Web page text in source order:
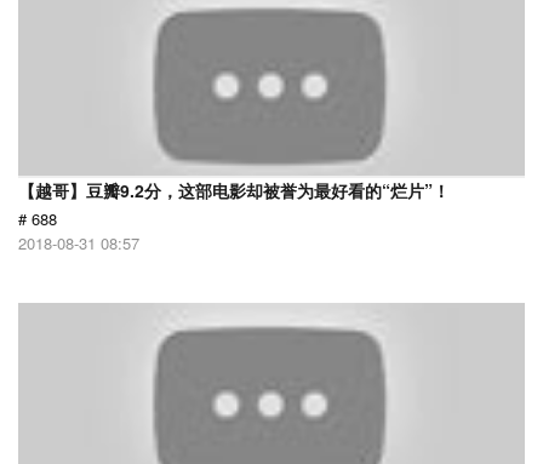
【越哥】豆瓣9.2分，这部电影却被誉为最好看的“烂片”！
# 688
2018-08-31 08:57